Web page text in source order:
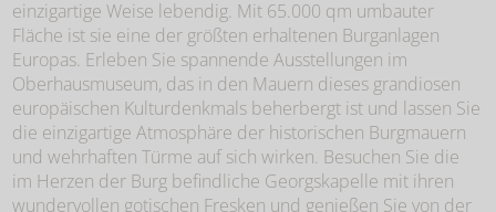
einzigartige Weise lebendig. Mit 65.000 qm umbauter
Fläche ist sie eine der größten erhaltenen Burganlagen
Europas. Erleben Sie spannende Ausstellungen im
Oberhausmuseum, das in den Mauern dieses grandiosen
europäischen Kulturdenkmals beherbergt ist und lassen Sie
die einzigartige Atmosphäre der historischen Burgmauern
und wehrhaften Türme auf sich wirken. Besuchen Sie die
im Herzen der Burg befindliche Georgskapelle mit ihren
wundervollen gotischen Fresken und genießen Sie von der